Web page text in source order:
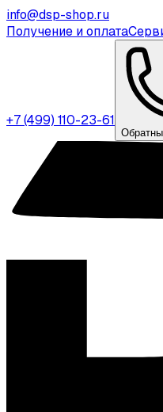
info@dsp-shop.ru
Получение и оплата
+7 (499) 110-23-61